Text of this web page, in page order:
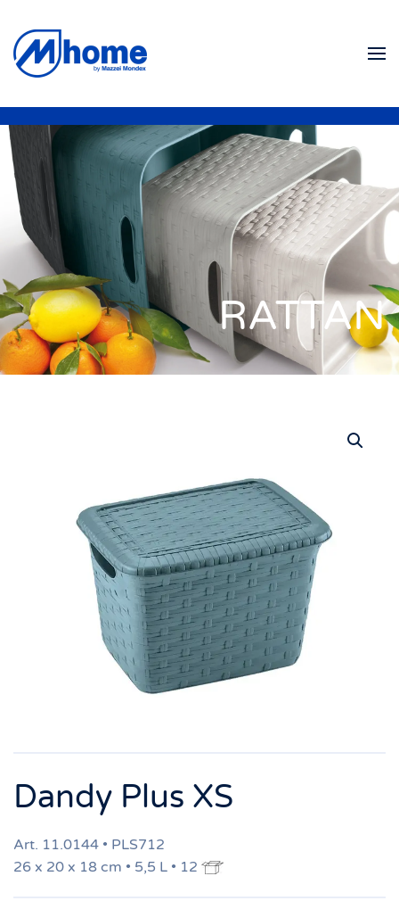
Skip to main content
RATTAN
Dandy Plus XS
Art. 11.0144 • PLS712
26 x 20 x 18 cm • 5,5 L • 12